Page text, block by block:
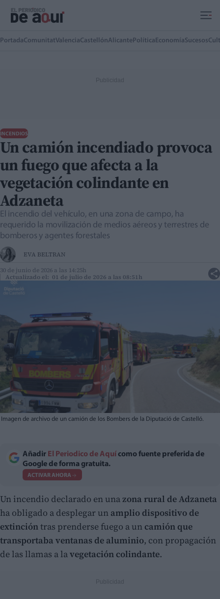
PortadaComunitatValenciaCastellónAlicante Política EconomíaSucesos
INCENDIOS
Un camión incendiado provoca
un fuego que afecta a la
vegetación colindante en
Adzaneta
El incendio del vehículo, en una zona de campo, ha
requerido la movilización de medios aéreos y terrestres de
bomberos y agentes forestales
EVA BELTRAN
30 de junio de 2026 a las 14:25h
Actualizado el: 01 de julio de 2026 a las 08:51h
Imagen de archivo de un camión de los Bombers de la Diputació de Castelló.
Añadir El Periodico de Aquí como fuente preferida de
Google de forma gratuita.
ACTIVAR AHORA
Un incendio declarado en unazona rural de Adzaneta
ha obligado a desplegar un amplio dispositivo de
extincióntras prenderse fuego a un camión que
transportaba ventanas de aluminio, con propagación
de las llamas a lavegetación colindante.